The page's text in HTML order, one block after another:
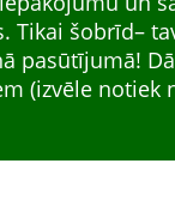
Tikai šobrīd–
pasūtījumā!
(izvēle notiek
šo
ar augu